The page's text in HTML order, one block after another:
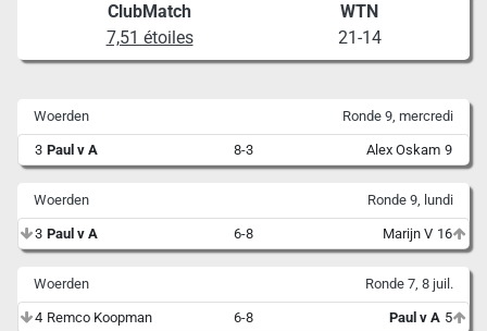
ClubMatch
7,51 étoiles
WTN
21-14
Woerden Ronde 9, mercredi
3 Paul v A 8-3 Alex Oskam 9
Woerden Ronde 9, lundi
3 Paul v A 6-8 Marijn V 16
Woerden Ronde 7, 8 juil.
4 Remco Koopman 6-8 Paul v A 5